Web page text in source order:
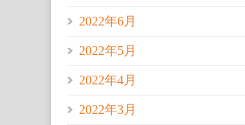
2022年6月
2022年5月
2022年4月
2022年3月